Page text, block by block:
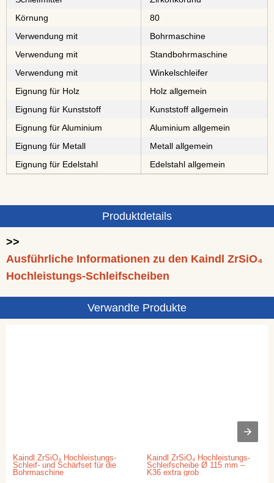
Körnung
80
Verwendung mit
Bohrmaschine
Verwendung mit
Standbohrmaschine
Verwendung mit
Winkelschleifer
Eignung für Holz
Holz allgemein
Eignung für Kunststoff
Kunststoff allgemein
Eignung für Aluminium
Aluminium allgemein
Eignung für Metall
Metall allgemein
Eignung für Edelstahl
Edelstahl allgemein
Produktdetails
>>
Ausführliche Informationen zu den Kaindl ZrSiO₄
Hochleistungs-Schleifscheiben
Verwandte Produkte
Kaindl ZrSiO₄ Hochleistungs-
Schleif- und Schärfset für die
Bohrmaschine
Kaindl ZrSiO₄ Hochleistungs-
Schleifscheibe Ø 115 mm –
K36 extra grob